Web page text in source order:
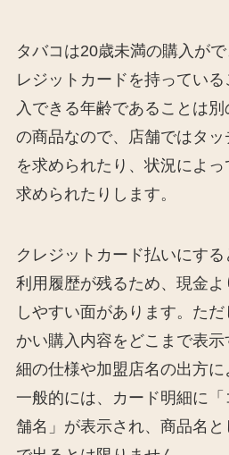
タバコは20歳未満の購入が
レジットカードを持ってい
入できる年齢であることは
の商品なので、店舗ではタ
を求められたり、状況によ
求められたりします。
クレジットカード払いにす
利用履歴が残るため、現金
しやすい面があります。た
かい購入内容をどこまで表
細の仕様や加盟店名の出方に
一般的には、カード明細に
舗名」が表示され、商品名と